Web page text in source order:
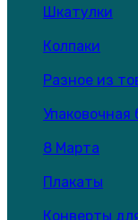
Шкатулки
Колпаки
Разное из
Упаковочная
8 Марта
Плакаты
Конверты